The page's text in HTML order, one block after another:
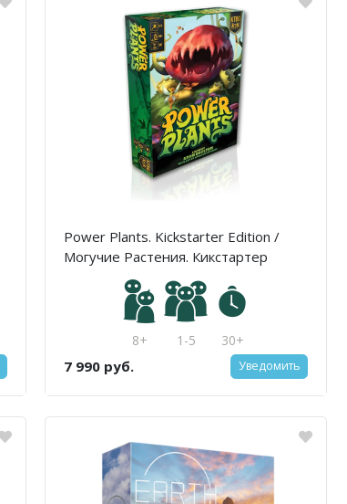
Power Plants. Kickstarter Edition /
Могучие Растения. Кикстартер
8+ 1-5 30+
7 990 руб. Уведомить